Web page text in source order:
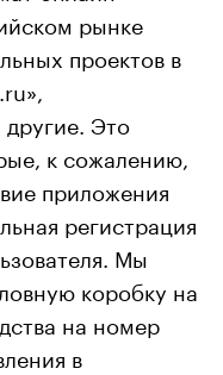
рынке
проектов в
Это
к сожалению,
приложения
регистрация
Мы
коробку на
на номер
в